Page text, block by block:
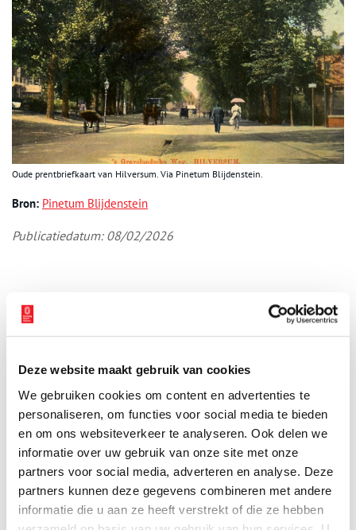
Deze website maakt gebruik van cookies
We gebruiken cookies om content en advertenties te
personaliseren, om functies voor social media te bieden
en om ons websiteverkeer te analyseren. Ook delen we
informatie over uw gebruik van onze site met onze
partners voor social media, adverteren en analyse. Deze
partners kunnen deze gegevens combineren met andere
informatie die u aan ze heeft verstrekt of die ze hebben
Oude prentbriefkaart van Hilversum. Via Pinetum Blijdenstein.
Bron: Pinetum Blijdenstein
Publicatiedatum: 08/02/2026
Ontvang de nieuwsbrief
laatste erfgoednieuws? Schrijf u dan nu in voor onze
wekelijkse nieuwsbrief!
Bij inschrijving gaat u akkoord met onsprivacybeleid.